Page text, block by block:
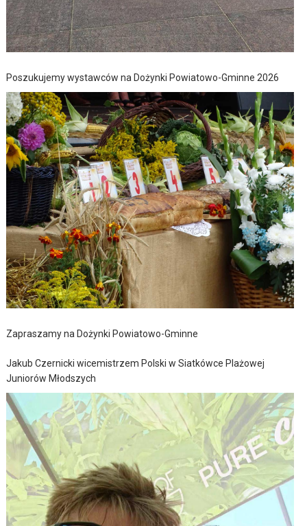
Poszukujemy wystawców na Dożynki Powiatowo-Gminne 2026
Zapraszamy na Dożynki Powiatowo-Gminne
Jakub Czernicki wicemistrzem Polski w Siatkówce Plażowej
Juniorów Młodszych